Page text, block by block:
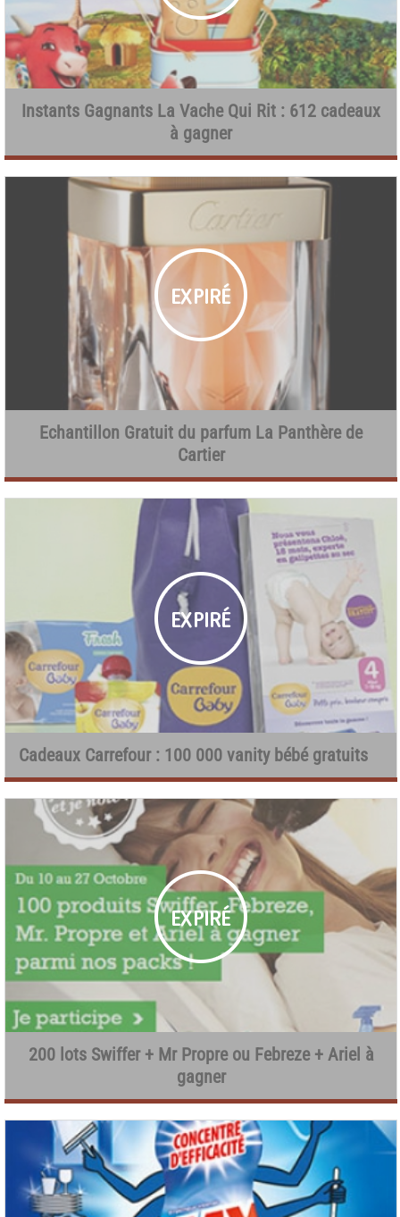
Instants Gagnants La Vache Qui Rit : 612 cadeaux
à gagner
Echantillon Gratuit du parfum La Panthère de
Cartier
Cadeaux Carrefour : 100 000 vanity bébé gratuits
200 lots Swiffer + Mr Propre ou Febreze + Ariel à
gagner